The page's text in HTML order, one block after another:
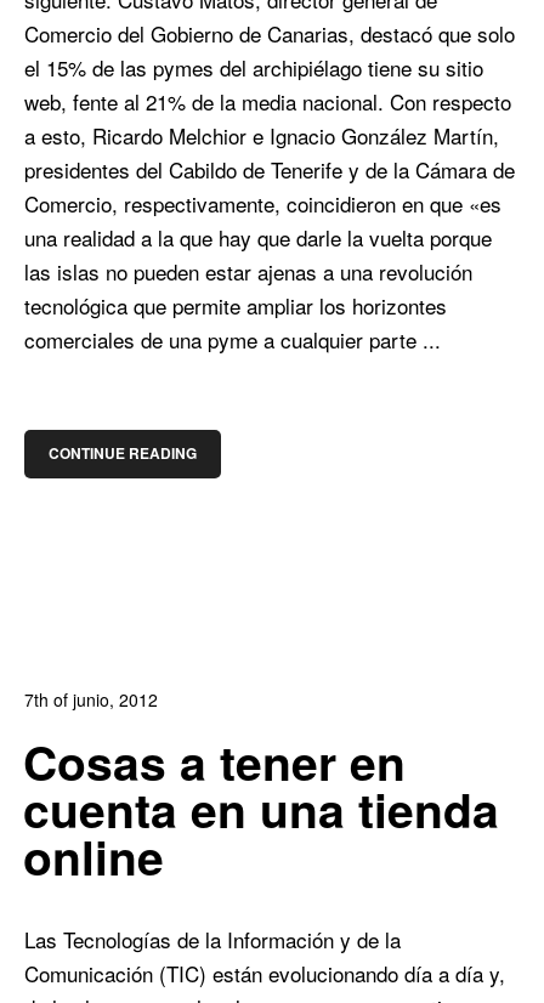
Comercio del Gobierno de Canarias, destacó que solo
el 15% de las pymes del archipiélago tiene su sitio
web, fente al 21% de la media nacional. Con respecto
a esto, Ricardo Melchior e Ignacio González Martín,
presidentes del Cabildo de Tenerife y de la Cámara de
Comercio, respectivamente, coincidieron en que «es
una realidad a la que hay que darle la vuelta porque
las islas no pueden estar ajenas a una revolución
tecnológica que permite ampliar los horizontes
comerciales de una pyme a cualquier parte ...
CONTINUE READING
7th of junio, 2012
0
1
Cosas a tener en
cuenta en una tienda
online
Las Tecnologías de la Información y de la
Comunicación (TIC) están evolucionando día a día y,